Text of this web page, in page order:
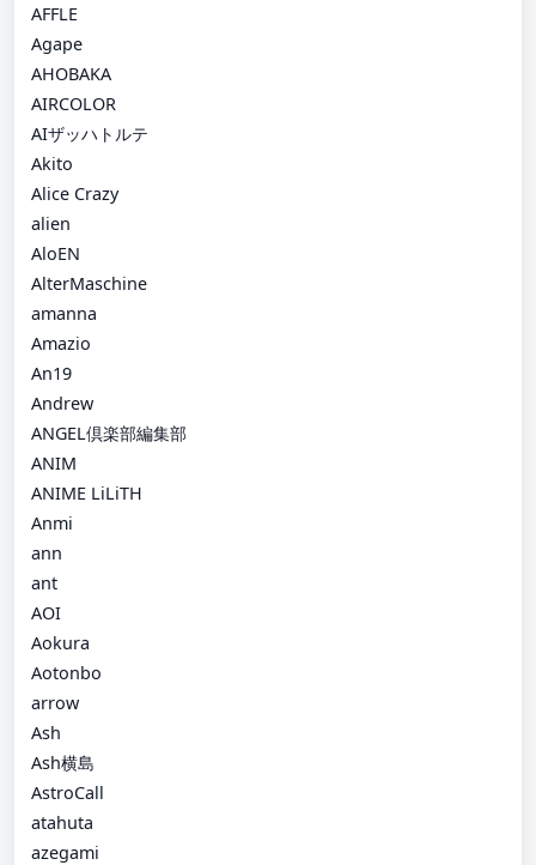
AFFLE
Agape
AHOBAKA
AIRCOLOR
AIザッハトルテ
Akito
Alice Crazy
alien
AloEN
AlterMaschine
amanna
Amazio
An19
Andrew
ANGEL倶楽部編集部
ANIM
ANIME LiLiTH
Anmi
ann
ant
AOI
Aokura
Aotonbo
arrow
Ash
Ash横島
AstroCall
atahuta
azegami